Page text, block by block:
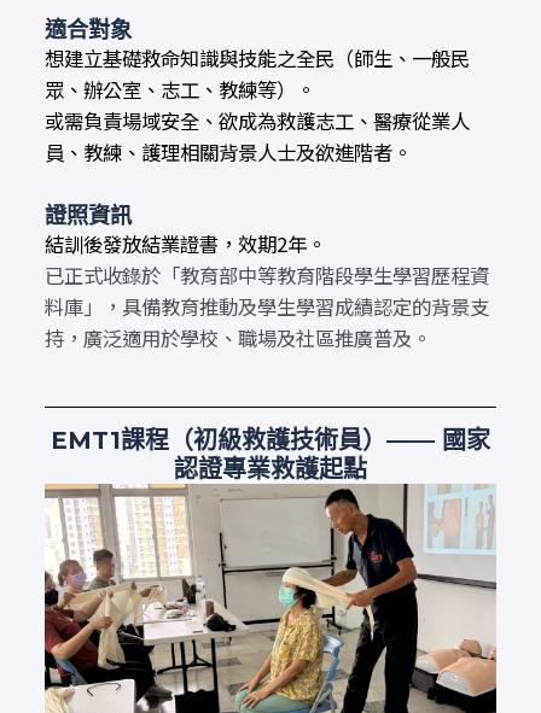
適合對象
想建立基礎救命知識與技能之全民（師生、一般民
眾、辦公室、志工、教練等）。
或需負責場域安全、欲成為救護志工、醫療從業人
員、教練、護理相關背景人士及欲進階者。
證照資訊
結訓後發放結業證書，效期2年。
已正式收錄於「教育部中等教育階段學生學習歷程資
料庫」，具備教育推動及學生學習成績認定的背景支
持，廣泛適用於學校、職場及社區推廣普及。
EMT1課程（初級救護技術員）—— 國家
認證專業救護起點